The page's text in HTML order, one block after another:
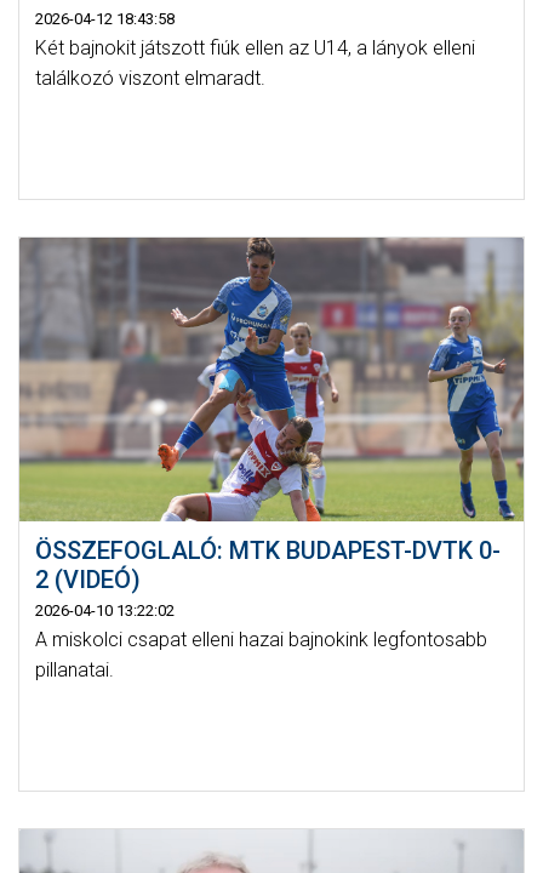
2026-04-12 18:43:58
Két bajnokit játszott fiúk ellen az U14, a lányok elleni
találkozó viszont elmaradt.
ÖSSZEFOGLALÓ: MTK BUDAPEST-DVTK 0-
2 (VIDEÓ)
2026-04-10 13:22:02
A miskolci csapat elleni hazai bajnokink legfontosabb
pillanatai.